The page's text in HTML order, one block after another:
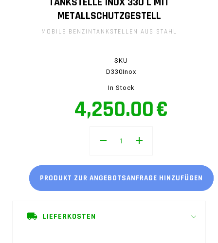
METALLSCHUTZGESTELL
MOBILE BENZINTANKSTELLEN AUS STAHL
SKU
D330Inox
In Stock
€
4,250.00
PRODUKT ZUR ANGEBOTSANFRAGE HINZUFÜGEN
LIEFERKOSTEN